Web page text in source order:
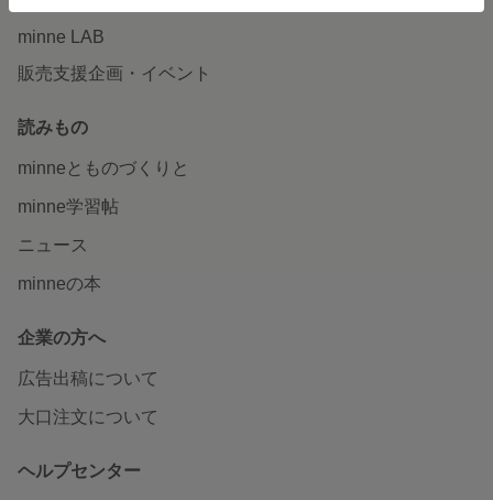
minne LAB
販売支援企画・イベント
読みもの
minneとものづくりと
minne学習帖
ニュース
minneの本
企業の方へ
広告出稿について
大口注文について
ヘルプセンター